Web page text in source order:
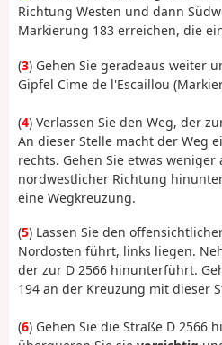
Richtung Westen und dann
Markierung 183 erreichen, die
(3) Gehen Sie geradeaus weiter
Gipfel Cime de l'Escaillou
(4) Verlassen Sie den Weg, der
An dieser Stelle macht der Weg
rechts. Gehen Sie etwas
nordwestlicher Richtung
eine Wegkreuzung.
(5) Lassen Sie den
Nordosten führt, links liegen.
der zur D 2566 hinunterführt.
194 an der Kreuzung mit dieser
(6) Gehen Sie die Straße D 2566